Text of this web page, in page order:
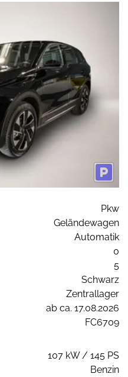
Pkw
Geländewagen
Automatik
0
5
Schwarz
Zentrallager
ab ca. 17.08.2026
FC6709
107 kW / 145 PS
Benzin